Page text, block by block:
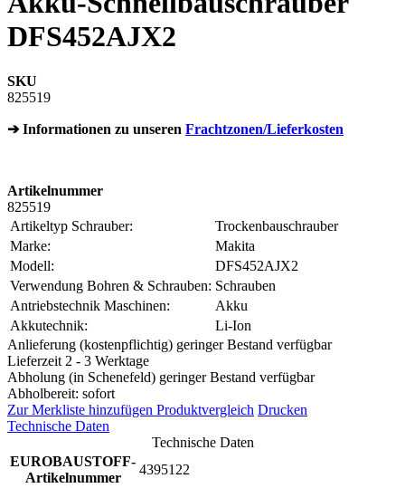
DFS452AJX2
SKU
825519
➔ Informationen zu unseren Frachtzonen/Lieferkosten
Artikelnummer
825519
Artikeltyp Schrauber:
Trockenbauschrauber
Marke:
Makita
Modell:
DFS452AJX2
Verwendung Bohren & Schrauben: Schrauben
Antriebstechnik Maschinen:
Akku
Akkutechnik:
Li-Ion
Anlieferung (kostenpflichtig) geringer Bestand verfügbar
Lieferzeit 2 - 3 Werktage
Abholung (in Schenefeld) geringer Bestand verfügbar
Abholbereit: sofort
Zur Merkliste hinzufügen Produktvergleich Drucken
Technische Daten
Technische Daten
EUROBAUSTOFF-
Artikelnummer
4395122